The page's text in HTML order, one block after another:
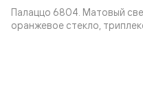
Палаццо 6804. Матовый
оранжевое стекло,